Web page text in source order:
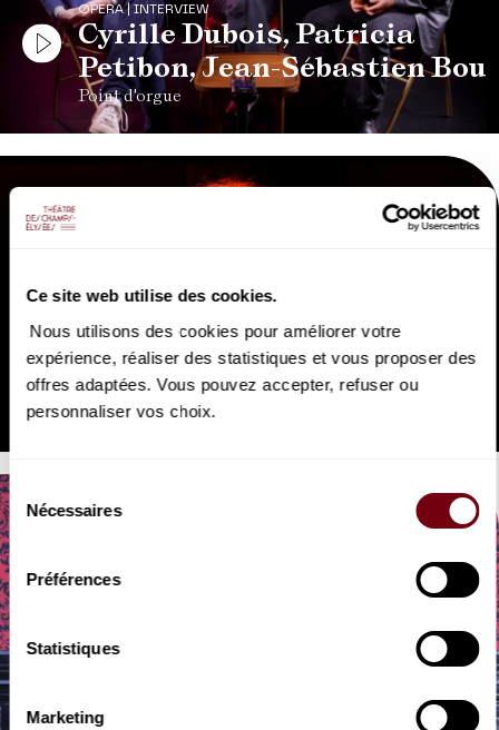
Ce site web utilise des cookies.
Nous utilisons des cookies pour améliorer votre
expérience, réaliser des statistiques et vous proposer des
offres adaptées. Vous pouvez accepter, refuser ou
personnaliser vos choix.
Sélection
du
consentement
Nécessaires
Préférences
Statistiques
Marketing
OPERA | INTERVIEW
Cyrille Dubois, Patricia
Petibon, Jean-Sébastien Bou
Point d'orgue
OPERA | INTERVIEW
Patricia Petibon
La Voix humaine
La Voix humaine / Point
Poulenc / Escaich